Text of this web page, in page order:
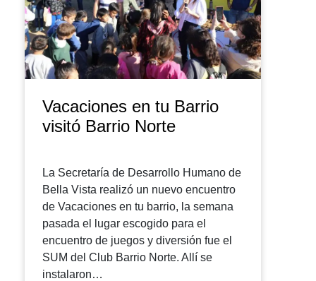
Vacaciones en tu Barrio
visitó Barrio Norte
La Secretaría de Desarrollo Humano de
Bella Vista realizó un nuevo encuentro
de Vacaciones en tu barrio, la semana
pasada el lugar escogido para el
encuentro de juegos y diversión fue el
SUM del Club Barrio Norte. Allí se
instalaron…